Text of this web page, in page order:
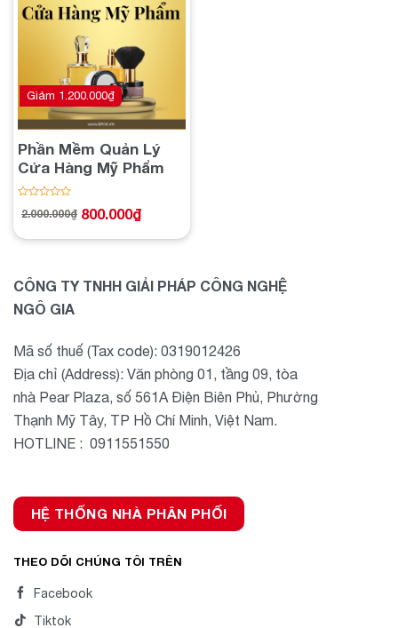
wishlist
Phần Mềm Quản Lý
Cửa Hàng Mỹ Phẩm
xếp
0
2.000.000₫
Giá
2.000.000₫.
800.000₫
Giá
là:
Giảm 1.200.000₫
CÔNG TY TNHH GIẢI PHÁP CÔNG NGHỆ
NGÔ GIA
Mã số thuế (Tax code): 0319012426
Địa chỉ (Address): Văn phòng 01, tầng 09, tòa
nhà Pear Plaza, số 561A Điện Biên Phủ, Phường
Thạnh Mỹ Tây, TP Hồ Chí Minh, Việt Nam.
HOTLINE : 0911551550
HỆ THỐNG NHÀ PHÂN PHỐI
THEO DÕI CHÚNG TÔI TRÊN
Facebook
Tiktok